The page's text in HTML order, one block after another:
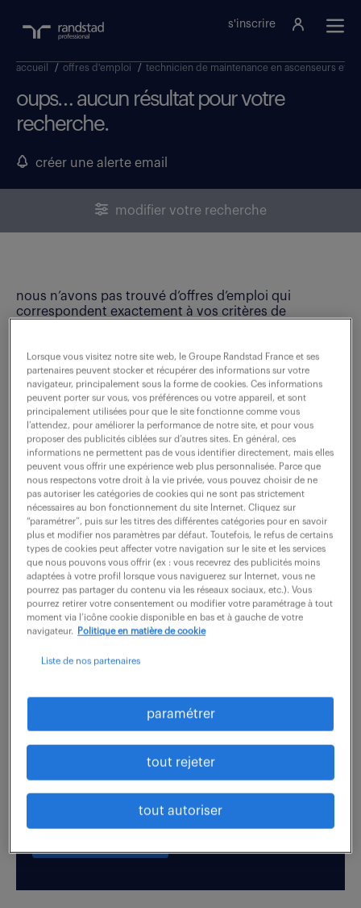
s'inscrire
accueil / offres d'emploi / technicien de maintenance en ascenseurs et
oups… aucun résultat pour votre
recherche.
créer une alerte email
modifier votre recherche
nous n’avons pas trouvé d’offres d’emploi qui
correspondent exactement à vos critères de
ne ratez aucune
opportunité.
recevez chaque semaine par mail les offres qui
correspondent à votre dernière recherche.
créer une alerte
votre CV !
Boostez votre visibilité auprès de nos recruteurs
en postulant par candidature spontanée.
Lorsque vous visitez notre site web, le Groupe Randstad France et ses
partenaires peuvent stocker et récupérer des informations sur votre
navigateur, principalement sous la forme de cookies. Ces informations
peuvent porter sur vous, vos préférences ou votre appareil, et sont
principalement utilisées pour que le site fonctionne comme vous
l’attendez, pour améliorer la performance de notre site, et pour vous
proposer des publicités ciblées sur d’autres sites. En général, ces
informations ne permettent pas de vous identifier directement, mais elles
peuvent vous offrir une expérience web plus personnalisée. Parce que
nous respectons votre droit à la vie privée, vous pouvez choisir de ne
pas autoriser les catégories de cookies qui ne sont pas strictement
nécessaires au bon fonctionnement du site Internet. Cliquez sur
“paramétrer”, puis sur les titres des différentes catégories pour en savoir
plus et modifier nos paramètres par défaut. Toutefois, le refus de certains
types de cookies peut affecter votre navigation sur le site et les services
que nous pouvons vous offrir (ex : vous recevrez des publicités moins
adaptées à votre profil lorsque vous naviguerez sur Internet, vous ne
pourrez pas partager du contenu via les réseaux sociaux, etc.). Vous
pourrez retirer votre consentement ou modifier votre paramétrage à tout
moment via l’icône cookie disponible en bas et à gauche de votre
navigateur.
Politique en matière de cookie
Liste de nos partenaires
paramétrer
tout rejeter
tout autoriser